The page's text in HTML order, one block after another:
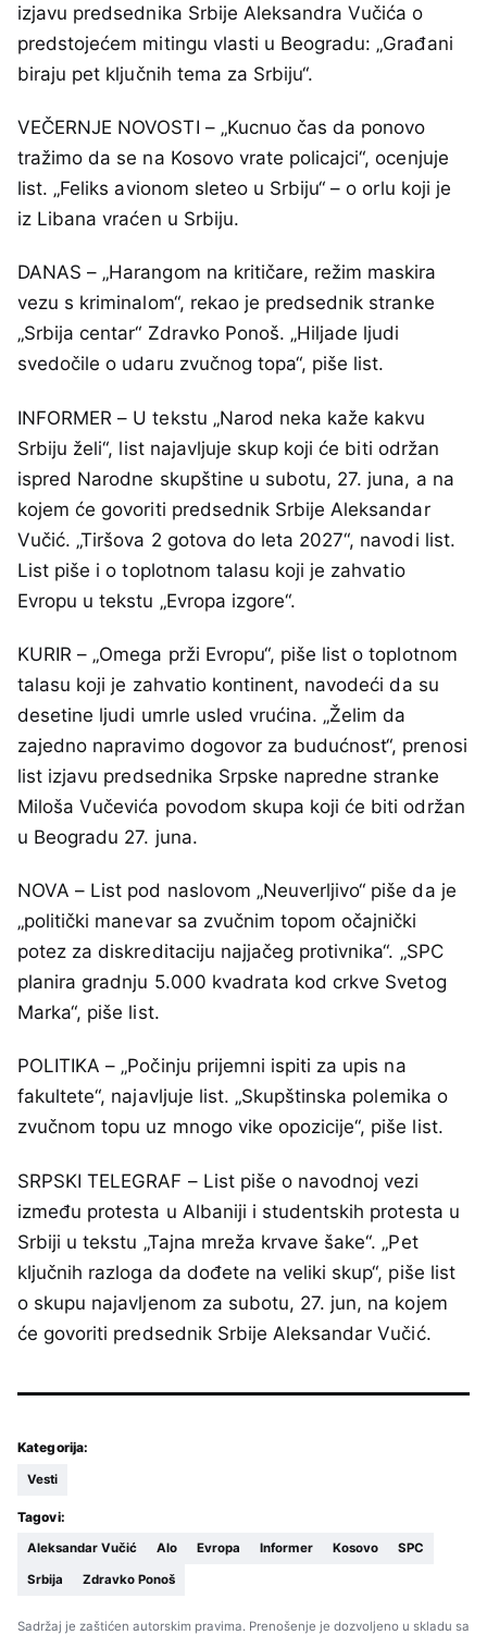
izjavu predsednika Srbije Aleksandra Vučića o
predstojećem mitingu vlasti u Beogradu: „Građani
biraju pet ključnih tema za Srbiju“.
VEČERNJE NOVOSTI – „Kucnuo čas da ponovo
tražimo da se na Kosovo vrate policajci“, ocenjuje
list. „Feliks avionom sleteo u Srbiju“ – o orlu koji je
iz Libana vraćen u Srbiju.
DANAS – „Harangom na kritičare, režim maskira
vezu s kriminalom“, rekao je predsednik stranke
„Srbija centar“ Zdravko Ponoš. „Hiljade ljudi
svedočile o udaru zvučnog topa“, piše list.
INFORMER – U tekstu „Narod neka kaže kakvu
Srbiju želi“, list najavljuje skup koji će biti održan
ispred Narodne skupštine u subotu, 27. juna, a na
kojem će govoriti predsednik Srbije Aleksandar
Vučić. „Tiršova 2 gotova do leta 2027“, navodi list.
List piše i o toplotnom talasu koji je zahvatio
Evropu u tekstu „Evropa izgore“.
KURIR – „Omega prži Evropu“, piše list o toplotnom
talasu koji je zahvatio kontinent, navodeći da su
desetine ljudi umrle usled vrućina. „Želim da
zajedno napravimo dogovor za budućnost“, prenosi
list izjavu predsednika Srpske napredne stranke
Miloša Vučevića povodom skupa koji će biti održan
u Beogradu 27. juna.
NOVA – List pod naslovom „Neuverljivo“ piše da je
„politički manevar sa zvučnim topom očajnički
potez za diskreditaciju najjačeg protivnika“. „SPC
planira gradnju 5.000 kvadrata kod crkve Svetog
Marka“, piše list.
POLITIKA – „Počinju prijemni ispiti za upis na
fakultete“, najavljuje list. „Skupštinska polemika o
zvučnom topu uz mnogo vike opozicije“, piše list.
SRPSKI TELEGRAF – List piše o navodnoj vezi
između protesta u Albaniji i studentskih protesta u
Srbiji u tekstu „Tajna mreža krvave šake“. „Pet
ključnih razloga da dođete na veliki skup“, piše list
o skupu najavljenom za subotu, 27. jun, na kojem
će govoriti predsednik Srbije Aleksandar Vučić.
Kategorija:
Vesti
Tagovi:
Aleksandar Vučić Alo Evropa Informer Kosovo SPC
Srbija Zdravko Ponoš
Sadržaj je zaštićen autorskim pravima. Prenošenje je dozvoljeno u skladu sa